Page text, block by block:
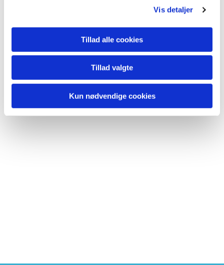
Vis detaljer
Tillad alle cookies
Tillad valgte
Kun nødvendige cookies